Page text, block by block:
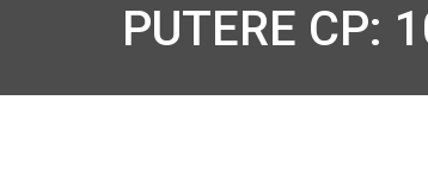
PUTERE CP: